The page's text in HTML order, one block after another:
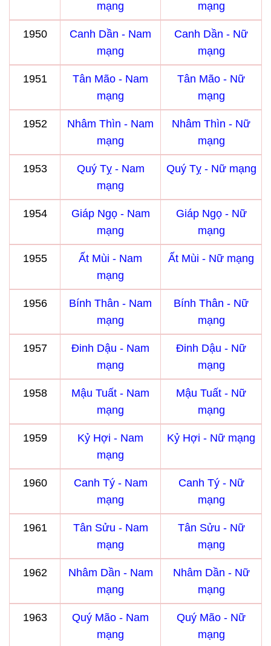
mạng
mạng
1950
Canh Dần - Nam
mạng
Canh Dần - Nữ
mạng
1951
Tân Mão - Nam
mạng
Tân Mão - Nữ
mạng
1952
Nhâm Thìn - Nam
mạng
Nhâm Thìn - Nữ
mạng
1953
Quý Tỵ - Nam
mạng
Quý Tỵ - Nữ mạng
1954
Giáp Ngọ - Nam
mạng
Giáp Ngọ - Nữ
mạng
1955
Ất Mùi - Nam
mạng
Ất Mùi - Nữ mạng
1956
Bính Thân - Nam
mạng
Bính Thân - Nữ
mạng
1957
Đinh Dậu - Nam
mạng
Đinh Dậu - Nữ
mạng
1958
Mậu Tuất - Nam
mạng
Mậu Tuất - Nữ
mạng
1959
Kỷ Hợi - Nam
mạng
Kỷ Hợi - Nữ mạng
1960
Canh Tý - Nam
mạng
Canh Tý - Nữ
mạng
1961
Tân Sửu - Nam
mạng
Tân Sửu - Nữ
mạng
1962
Nhâm Dần - Nam
mạng
Nhâm Dần - Nữ
mạng
1963
Quý Mão - Nam
mạng
Quý Mão - Nữ
mạng